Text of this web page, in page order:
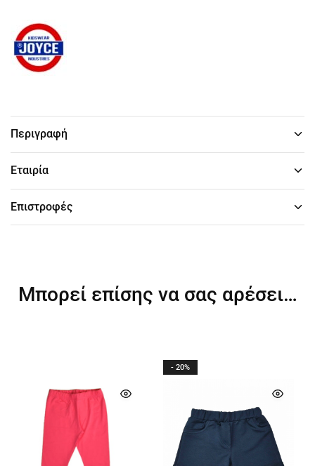
Περιγραφή
Εταιρία
Επιστροφές
Μπορεί επίσης να σας αρέσει…
- 20%